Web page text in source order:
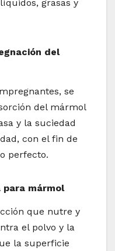
grasas y
del
se
del mármol
y la suciedad
con el fin de
perfecto.
mármol
que nutre y
el polvo y la
la superficie